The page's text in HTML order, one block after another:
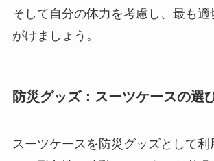
そして自分の体力を考慮し、最も適
がけましょう。
防災グッズ：スーツケースの選
スーツケースを防災グッズとして利